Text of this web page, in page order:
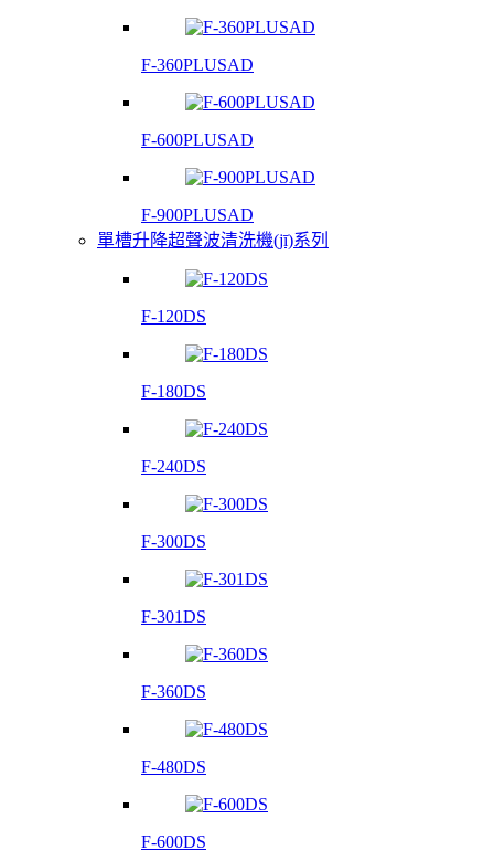
F-360PLUSAD
F-600PLUSAD
F-900PLUSAD
單槽升降超聲波清洗機(jī)系列
F-120DS
F-180DS
F-240DS
F-300DS
F-301DS
F-360DS
F-480DS
F-600DS